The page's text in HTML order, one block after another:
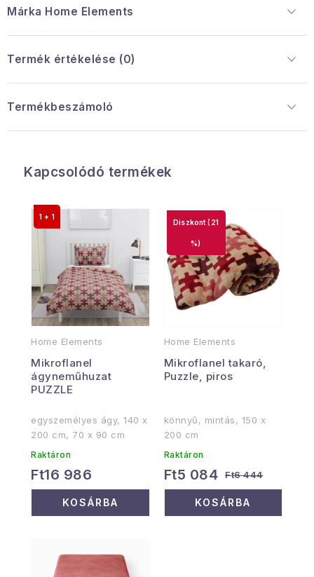
Márka Home Elements
Termék értékelése (0)
Termékbeszámoló
Kapcsolódó termékek
Home Elements
Mikroflanel
ágyneműhuzat
PUZZLE
1 + 1
egyszemélyes ágy, 140 x
200 cm, 70 x 90 cm
Raktáron
Ft16 986
KOSÁRBA
Home Elements
Mikroflanel takaró,
Puzzle, piros
(21
%)
könnyű, mintás, 150 x
200 cm
Raktáron
Ft5 084 Ft6 444
KOSÁRBA